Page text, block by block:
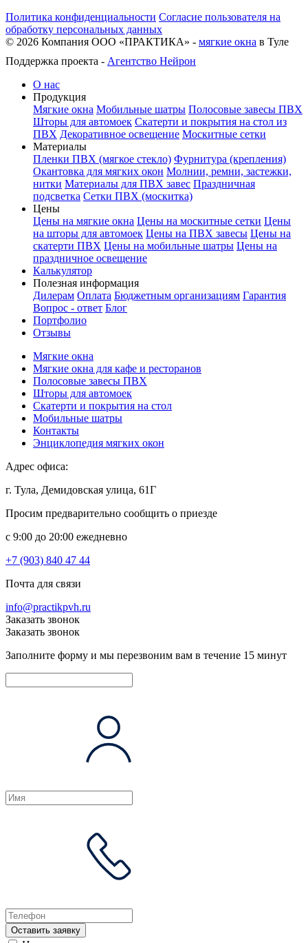
Политика конфиденциальности Согласие пользователя на
обработку персональных данных
© 2026 Компания ООО «ПРАКТИКА» - мягкие окна в Туле
Поддержка проекта - Агентство Нейрон
О нас
Продукция
Мягкие окна Мобильные шатры Полосовые завесы ПВХ
Шторы для автомоек Скатерти и покрытия на стол из
ПВХ Декоративное освещение Москитные сетки
Материалы
Пленки ПВХ (мягкое стекло) Фурнитура (крепления)
Окантовка для мягких окон Молнии, ремни, застежки,
нитки Материалы для ПВХ завес Праздничная
подсветка Сетки ПВХ (москитка)
Цены
Цены на мягкие окна Цены на москитные сетки Цены
на шторы для автомоек Цены на ПВХ завесы Цены на
скатерти ПВХ Цены на мобильные шатры Цены на
праздничное освещение
Калькулятор
Полезная информация
Дилерам Оплата Бюджетным организациям Гарантия
Вопрос - ответ Блог
Портфолио
Отзывы
Мягкие окна
Мягкие окна для кафе и ресторанов
Полосовые завесы ПВХ
Шторы для автомоек
Скатерти и покрытия на стол
Мобильные шатры
Контакты
Энциклопедия мягких окон
Адрес офиса:
г. Тула, Демидовская улица, 61Г
Просим предварительно сообщить о приезде
c 9:00 до 20:00 ежедневно
+7 (903) 840 47 44
Почта для связи
info@practikpvh.ru
Заказать звонок
Заказать звонок
Заполните форму и мы перезвоним вам в течение 15 минут
Оставить заявку